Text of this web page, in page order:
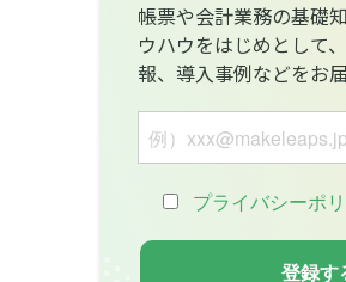
帳票や会計業務の基礎
ウハウをはじめとして
報、導入事例などをお届